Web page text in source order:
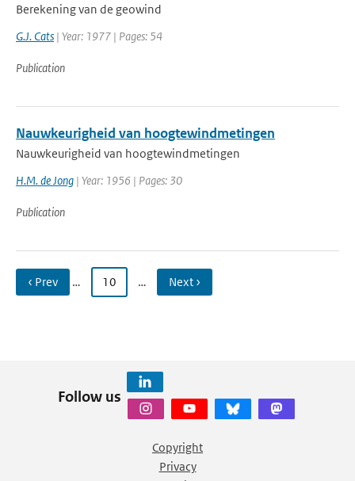
Berekening van de geowind
G.J. Cats | Year: 1977 | Pages: 54
Publication
Nauwkeurigheid van hoogtewindmetingen
Nauwkeurigheid van hoogtewindmetingen
H.M. de Jong | Year: 1956 | Pages: 30
Publication
‹ Prev … 10 … Next ›
Follow us
Copyright
Privacy